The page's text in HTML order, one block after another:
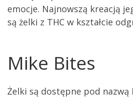
emocje. Najnowszą kreacją
są żelki z THC w kształcie
Mike Bites
Żelki są dostępne pod nazwą